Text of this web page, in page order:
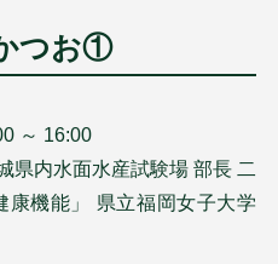
つお①
～ 16:00
県内水面水産試験場 部長 二
機能」 県立福岡女子大学